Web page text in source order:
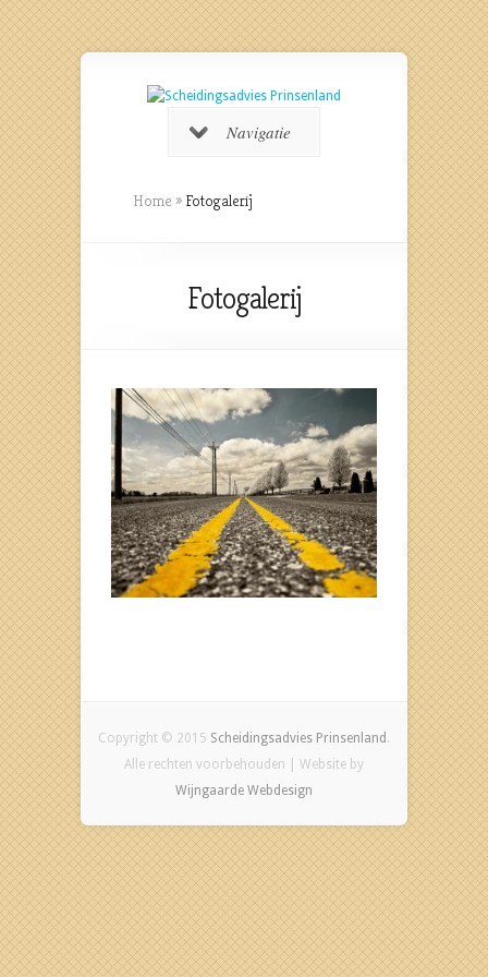
Navigatie
Home » Fotogalerij
Fotogalerij
Copyright © 2015 Scheidingsadvies Prinsenland .
Alle rechten voorbehouden | Website by
Wijngaarde Webdesign